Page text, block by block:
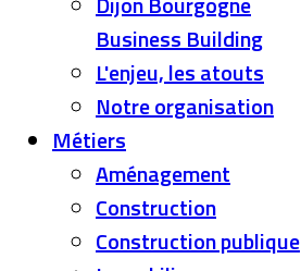
Business Building
L'enjeu, les atouts
Notre organisation
Métiers
Aménagement
Construction
Construction publique